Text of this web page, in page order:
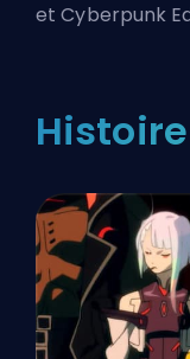
et Cyberpunk